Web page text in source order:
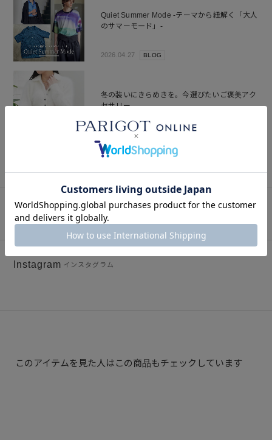
Quiet Summer Mode -テーマから紐解く「大人
のサマーモード」-
2026.04.27 BLOG
冬の装いにきらめきを。今選びたいご褒美アク
セサリー
2025.12.21
Instagram インスタグラム
このアイテムを見た人はこの商品もチェックしています